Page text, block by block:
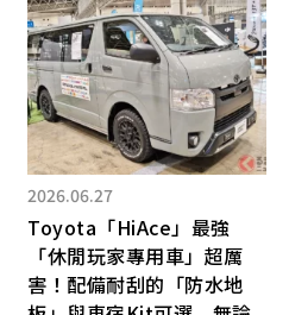
2026.06.27
Toyota「HiAce」最強
「休閒玩家專用車」超厲
害！配備耐刮的「防水地